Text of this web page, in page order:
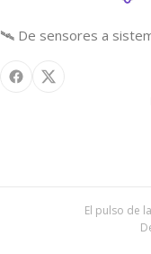
🛰️ De sensores a
El pulso de